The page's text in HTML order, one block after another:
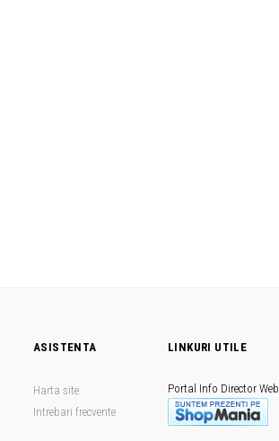
ASISTENTA
Harta site
Intrebari frecvente
LINKURI UTILE
Portal Info Director Web